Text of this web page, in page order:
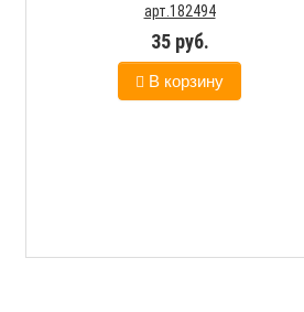
арт.182494
35 руб.
В корзину